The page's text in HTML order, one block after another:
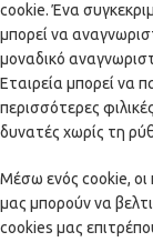
cookie. Ένα
μπορεί να
μοναδικό
Εταιρεία μπορεί να
περισσότερες
δυνατές χωρίς τη
Μέσω ενός cookie, οι
μας μπορούν να
cookies μας